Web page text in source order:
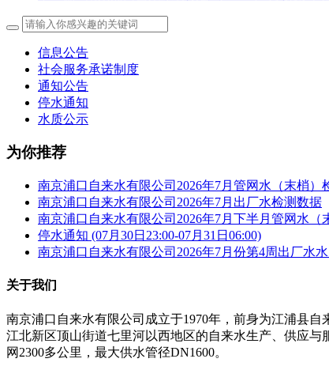
信息公告
社会服务承诺制度
通知公告
停水通知
水质公示
为你推荐
南京浦口自来水有限公司2026年7月管网水（末梢）
南京浦口自来水有限公司2026年7月出厂水检测数据
南京浦口自来水有限公司2026年7月下半月管网水（
停水通知 (07月30日23:00-07月31日06:00)
南京浦口自来水有限公司2026年7月份第4周出厂水
关于我们
南京浦口自来水有限公司成立于1970年，前身为江浦县
江北新区顶山街道七里河以西地区的自来水生产、供应
网2300多公里，最大供水管径DN1600。